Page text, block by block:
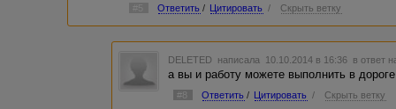
Ответить / Цитировать / Скрыть ветку
DELETED написала 10.10.2014 в 16:36 в ответ
а вы и работу можете выполнить в
#8 Ответить / Цитировать / Скрыть ветку